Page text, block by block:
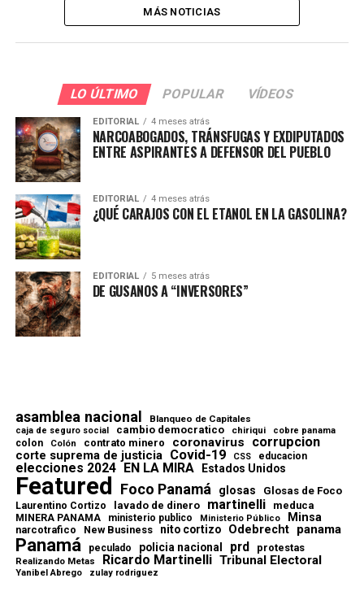
MÁS NOTICIAS
LO ÚLTIMO POPULAR VÍDEOS
EDITORIAL 4 meses atrás
NARCOABOGADOS, TRÁNSFUGAS Y EXDIPUTADOS
ENTRE ASPIRANTES A DEFENSOR DEL PUEBLO
EDITORIAL 4 meses atrás
¿QUÉ CARAJOS CON EL ETANOL EN LA GASOLINA?
EDITORIAL 5 meses atrás
DE GUSANOS A “INVERSORES”
asamblea nacional Blanqueo de Capitales
caja de seguro social cambio democratico chiriqui cobre panama
colon Colón contrato minero coronavirus corrupcion
corte suprema de justicia Covid-19 CSS educacion
elecciones 2024 EN LA MIRA Estados Unidos
Featured Foco Panamá glosas Glosas de Foco
Laurentino Cortizo lavado de dinero martinelli meduca
MINERA PANAMA ministerio publico Ministerio Público Minsa
narcotrafico New Business nito cortizo Odebrecht panama
Panamá peculado policia nacional prd protestas
Realizando Metas Ricardo Martinelli Tribunal Electoral
Yanibel Abrego zulay rodriguez